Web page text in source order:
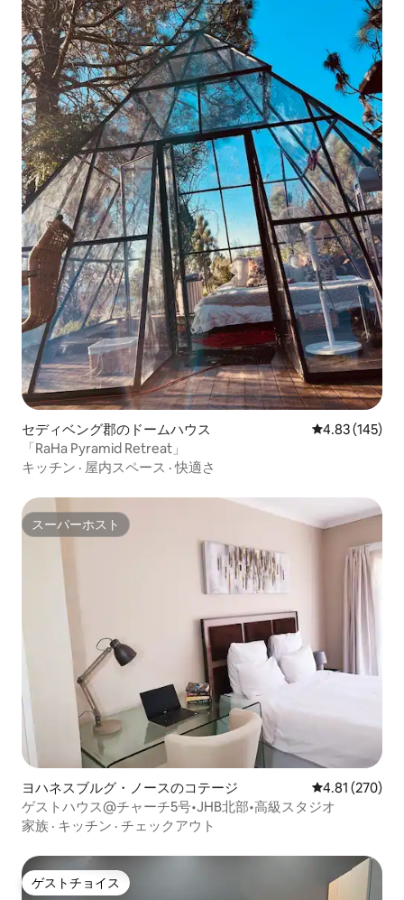
セディベング郡のドームハウス レビュー145
4.83 (145)
「RaHa Pyramid Retreat」
キッチン · 屋内スペース ·快適さ
スーパーホスト
スーパーホスト
ヨハネスブルグ・ノースのコテージ レビュー270
4.81 (270)
ゲストハウス@チャーチ5号•JHB北部•高級スタジオ
家族 · キッチン · チェックアウト
ゲストチョイス
ゲストチョイス